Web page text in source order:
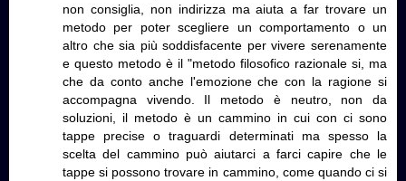
non consiglia, non indirizza ma aiuta a far trovare un
metodo per poter scegliere un comportamento o un
altro che sia più soddisfacente per vivere serenamente
e questo metodo è il "metodo filosofico razionale si, ma
che da conto anche l'emozione che con la ragione si
accompagna vivendo. Il metodo è neutro, non da
soluzioni, il metodo è un cammino in cui con ci sono
tappe precise o traguardi determinati ma spesso la
scelta del cammino può aiutarci a farci capire che le
tappe si possono trovare in cammino, come quando ci si